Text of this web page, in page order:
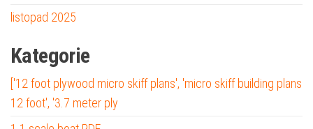
listopad 2025
Kategorie
['12 foot plywood micro skiff plans', 'micro skiff building plans
12 foot', '3.7 meter ply